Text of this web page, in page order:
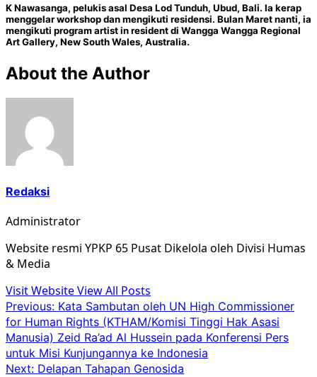
K Nawasanga, pelukis asal Desa Lod Tunduh, Ubud, Bali. Ia kerap
menggelar workshop dan mengikuti residensi. Bulan Maret nanti, ia
mengikuti program artist in resident di Wangga Wangga Regional
Art Gallery, New South Wales, Australia.
About the Author
Redaksi
Administrator
Website resmi YPKP 65 Pusat Dikelola oleh Divisi Humas
& Media
Visit WebsiteView All Posts
Post
navigation
Previous: Kata Sambutan oleh UN High Commissioner
for Human Rights (KTHAM/Komisi Tinggi Hak Asasi
Manusia) Zeid Ra’ad Al Hussein pada Konferensi Pers
untuk Misi Kunjungannya ke Indonesia
Next: Delapan Tahapan Genosida